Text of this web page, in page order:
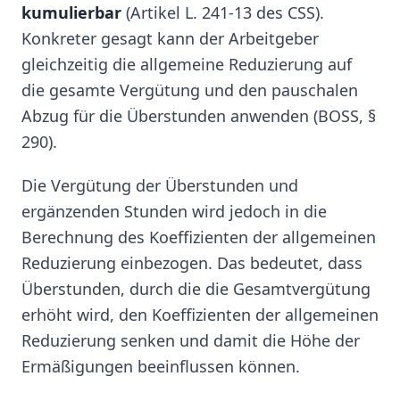
kumulierbar (Artikel L. 241-13 des CSS).
Konkreter gesagt kann der Arbeitgeber
gleichzeitig die allgemeine Reduzierung auf
die gesamte Vergütung und den pauschalen
Abzug für die Überstunden anwenden (BOSS, §
290).
Die Vergütung der Überstunden und
ergänzenden Stunden wird jedoch in die
Berechnung des Koeffizienten der allgemeinen
Reduzierung einbezogen. Das bedeutet, dass
Überstunden, durch die die Gesamtvergütung
erhöht wird, den Koeffizienten der allgemeinen
Reduzierung senken und damit die Höhe der
Ermäßigungen beeinflussen können.